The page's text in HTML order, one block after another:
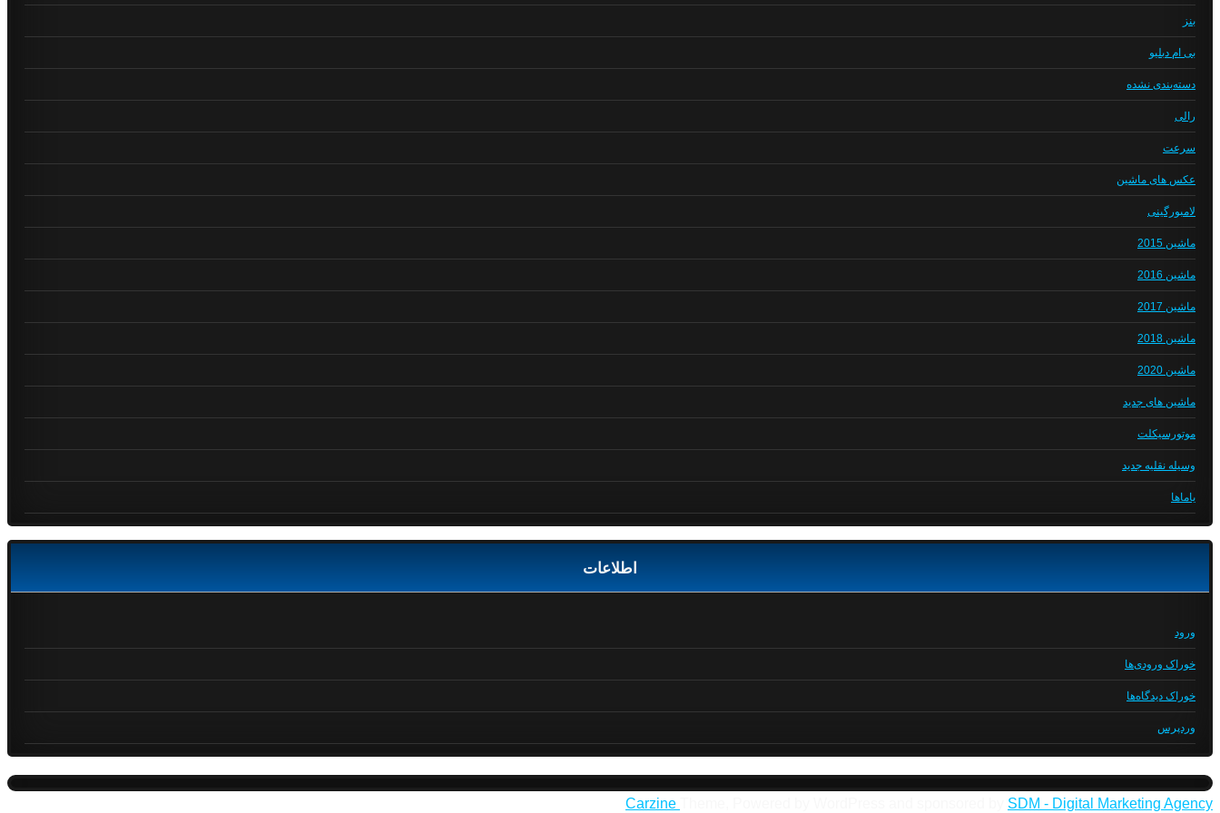
بنز
بی ام دبلیو
دسته‌بندی نشده
رالی
سرعت
عکس های ماشین
لامبورگینی
ماشین 2015
ماشین 2016
ماشین 2017
ماشین 2018
ماشین 2020
ماشین های جدید
موتورسیکلت
وسیله نقلیه جدید
یاماها
اطلاعات
ورود
خوراک ورودی‌ها
خوراک دیدگاه‌ها
وردپرس
Carzine SDM - Digital Marketing Agency